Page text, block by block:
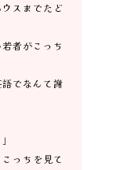
スまでたど
者がこっち
でなんて謝
っちを見て